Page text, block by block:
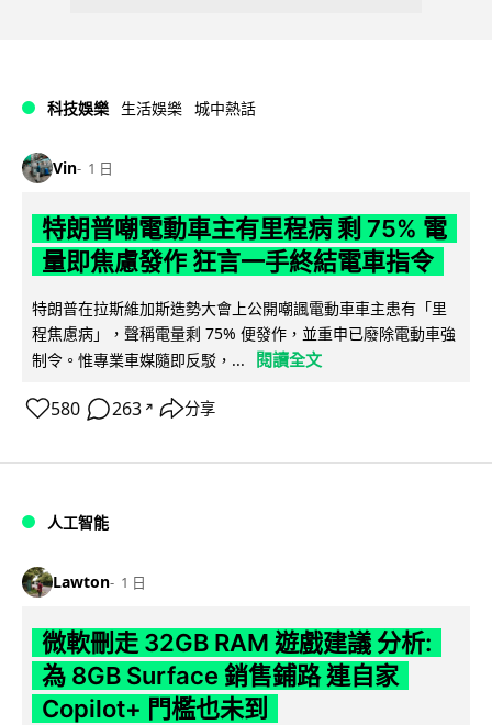
科技娛樂 生活娛樂 城中熱話
Vin 1 日
特朗普嘲電動車主有里程病 剩 75% 電
量即焦慮發作 狂言一手終結電車指令
特朗普在拉斯維加斯造勢大會上公開嘲諷電動車車主患有「里
程焦慮病」，聲稱電量剩 75% 便發作，並重申已廢除電動車強
制令。惟專業車媒隨即反駁，...
閱讀全文
580 263 ↗ 分享
人工智能
Lawton 1 日
微軟刪走 32GB RAM 遊戲建議 分析:
為 8GB Surface 銷售鋪路 連自家
Copilot+ 門檻也未到